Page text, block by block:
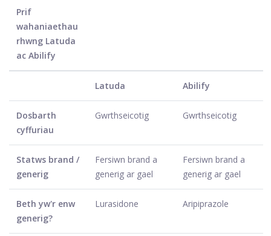
Prif
wahaniaethau
rhwng Latuda
ac Abilify
Latuda Abilify
Dosbarth
cyffuriau
Gwrthseicotig Gwrthseicotig
Statws brand /
generig
Fersiwn brand a
generig ar gael
Fersiwn brand a
generig ar gael
Beth yw'r enw
generig?
Lurasidone Aripiprazole